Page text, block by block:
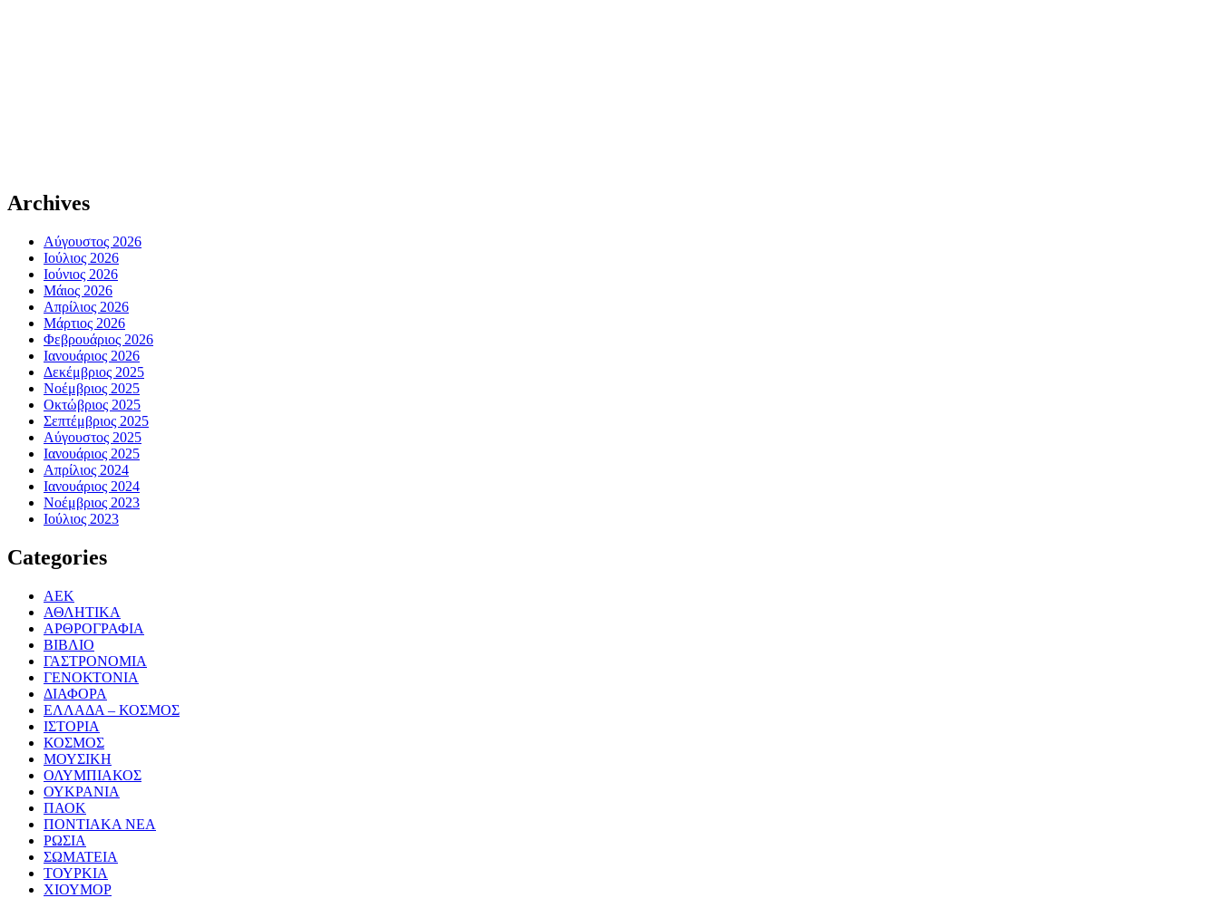
Archives
Αύγουστος 2026
Ιούλιος 2026
Ιούνιος 2026
Μάιος 2026
Απρίλιος 2026
Μάρτιος 2026
Φεβρουάριος 2026
Ιανουάριος 2026
Δεκέμβριος 2025
Νοέμβριος 2025
Οκτώβριος 2025
Σεπτέμβριος 2025
Αύγουστος 2025
Ιανουάριος 2025
Απρίλιος 2024
Ιανουάριος 2024
Νοέμβριος 2023
Ιούλιος 2023
Categories
ΑΕΚ
ΑΘΛΗΤΙΚΑ
ΑΡΘΡΟΓΡΑΦΙΑ
ΒΙΒΛΙΟ
ΓΑΣΤΡΟΝΟΜΙΑ
ΓΕΝΟΚΤΟΝΙΑ
ΔΙΑΦΟΡΑ
ΕΛΛΑΔΑ – ΚΟΣΜΟΣ
ΙΣΤΟΡΙΑ
ΚΟΣΜΟΣ
ΜΟΥΣΙΚΗ
ΟΛΥΜΠΙΑΚΟΣ
ΟΥΚΡΑΝΙΑ
ΠΑΟΚ
ΠΟΝΤΙΑΚΑ ΝΕΑ
ΡΩΣΙΑ
ΣΩΜΑΤΕΙΑ
ΤΟΥΡΚΙΑ
ΧΙΟΥΜΟΡ